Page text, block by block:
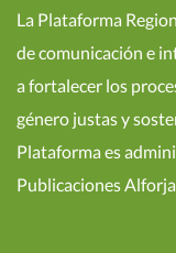
La Plataforma
de comunicación e
a fortalecer los
género justas y
Plataforma es
Publicaciones